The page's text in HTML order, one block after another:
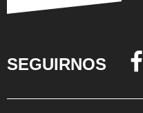
SEGUIRNOS